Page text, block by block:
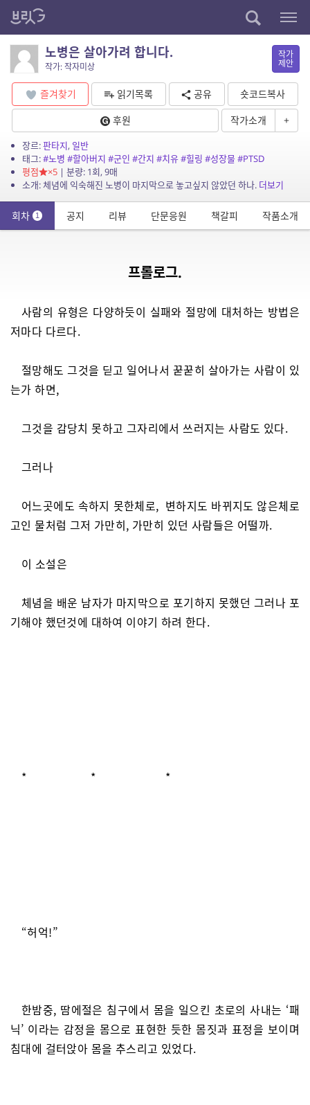
노병은 살아가려 합니다.
작가: 작자미상
작가
제안
즐겨찾기 읽기목록 공유
숏코드복사
후원
작가소개 +
장르:판타지, 일반
태그:#노병 #할아버지 #군인 #간지 #치유#힐링 #성장물#PTSD
평점
×5| 분량: 1회, 9매
소개: 체념에 익숙해진 노병이 마지막으로 놓고싶지 않았던 하나. 더보기
회차 1 공지 리뷰 단문응원 책갈피 작품소개
프롤로그.
사람의 유형은 다양하듯이 실패와 절망에 대처하는 방법은
저마다 다르다.
절망해도 그것을 딛고 일어나서 꾿꾿히 살아가는 사람이 있
는가 하면,
그것을 감당치 못하고 그자리에서 쓰러지는 사람도 있다.
그러나
어느곳에도 속하지 못한체로, 변하지도 바뀌지도 않은체로
고인 물처럼 그저 가만히, 가만히 있던 사람들은 어떨까.
이 소설은
체념을 배운 남자가 마지막으로 포기하지 못했던 그러나 포
기해야 했던것에 대하여 이야기 하려 한다.
* * *
“허억!”
한밤중, 땀에절은 침구에서 몸을 일으킨 초로의 사내는 ‘패
닉’ 이라는 감정을 몸으로 표현한 듯한 몸짓과 표정을 보이며
침대에 걸터앉아 몸을 추스리고 있었다.